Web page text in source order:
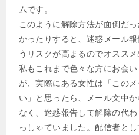
ムです。
このように解除方法が面倒だ
かったりすると、迷惑メール
うリスクが高まるのでオススメ
私もこれまで色々な方にお会
が、実際にある女性は「この
い」と思ったら、メール文中
なく、迷惑報告して解除の代
っしゃていました。配信者と